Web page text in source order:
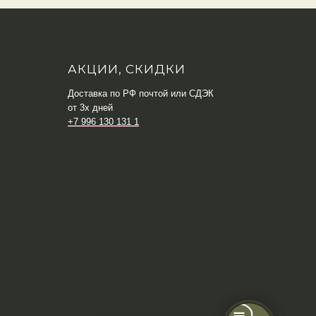
АКЦИИ, СКИДКИ
Доставка по РФ почтой или СДЭК
от 3х дней
+7 996 130 131 1